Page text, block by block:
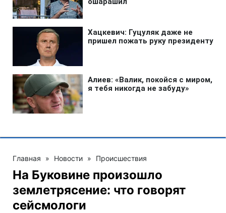
Главная » Новости » Происшествия
На Буковине произошло
землетрясение: что говорят
сейсмологи